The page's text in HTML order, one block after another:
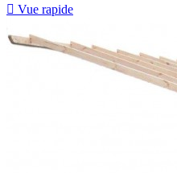
 Vue rapide